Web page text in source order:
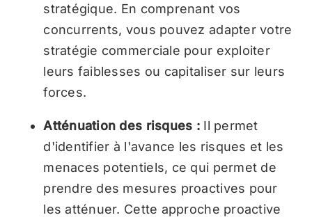
stratégique. En comprenant vos
concurrents, vous pouvez adapter votre
stratégie commerciale pour exploiter
leurs faiblesses ou capitaliser sur leurs
forces.
Atténuation des risques : Il permet
d'identifier à l'avance les risques et les
menaces potentiels, ce qui permet de
prendre des mesures proactives pour
les atténuer. Cette approche proactive